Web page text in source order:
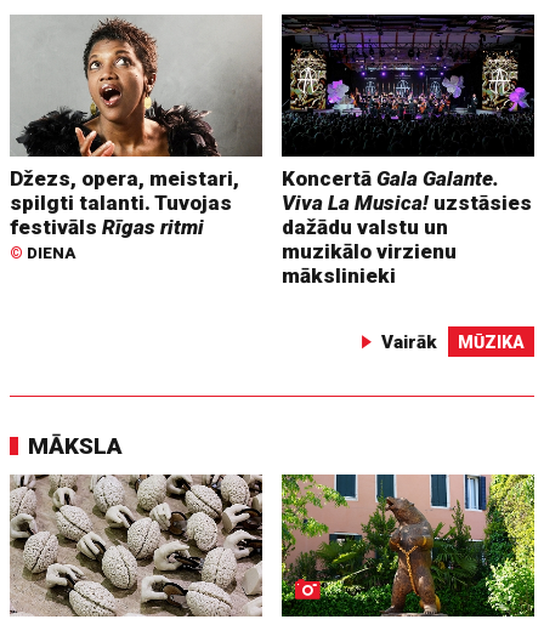
Džezs, opera, meistari,
spilgti talanti. Tuvojas
festivālsRīgas ritmi
© DIENA
KoncertāGala Galante.
Viva La Musica! uzstāsies
dažādu valstu un
muzikālo virzienu
mākslinieki
Vairāk MŪZIKA
MĀKSLA